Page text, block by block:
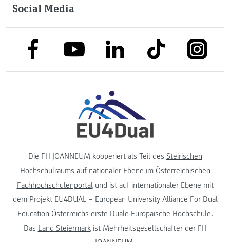
Social Media
link to facebooklink to youtubelink to linkedinlink to tiktok
Die FH JOANNEUM kooperiert als Teil des Steirischen
Hochschulraums auf nationaler Ebene im Österreichischen
Fachhochschulenportalund ist auf internationaler Ebene mit
dem Projekt EU4DUAL – European University Alliance For Dual
Education Österreichs erste Duale Europäische Hochschule.
Das Land Steiermarkist Mehrheitsgesellschafter der FH